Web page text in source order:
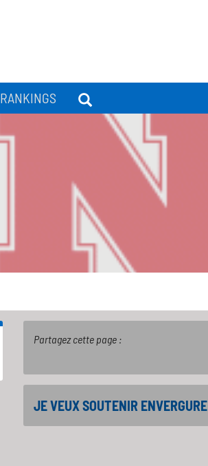
RANKINGS
Partagez cette page :
JE VEUX SOUTENIR ENVERGURE